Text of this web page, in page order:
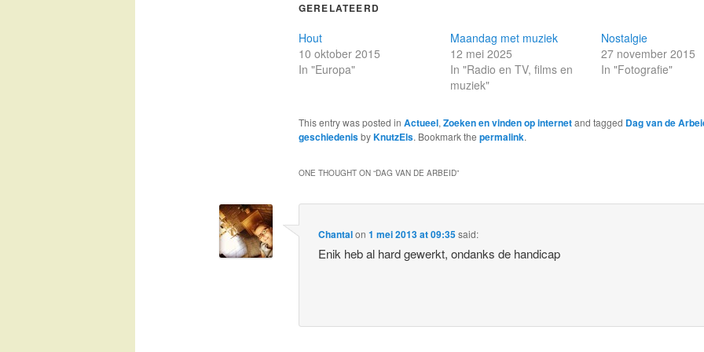
GERELATEERD
Hout
10 oktober 2015
In "Europa"
Maandag met muziek
12 mei 2025
In "Radio en TV, films en
muziek"
Nostalgie
27 november 2015
In "Fotografie"
This entry was posted in Actueel, Zoeken en vinden op internetand tagged Dag van de
geschiedenisbyKnutzEls. Bookmark the permalink.
ONE THOUGHT ON “DAG VAN DE ARBEID”
Chantalon1 mei 2013 at 09:35said:
Enik heb al hard gewerkt, ondanks de handicap